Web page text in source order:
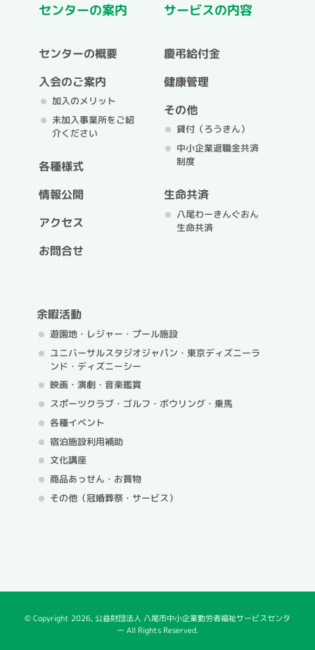
センターの案内
センターの概要
入会のご案内
加入のメリット
未加入事業所をご紹
介ください
各種様式
情報公開
アクセス
お問合せ
サービスの内容
慶弔給付金
健康管理
その他
貸付（ろうきん）
中小企業退職金共済
制度
生命共済
八尾わーきんぐおん
生命共済
余暇活動
遊園地・レジャー・プール施設
ユニバーサルスタジオジャパン・ 東京ディズニーラ
ンド・ディズニーシー
映画・演劇・音楽鑑賞
スポーツクラブ・ゴルフ・ ボウリング・乗馬
各種イベント
宿泊施設利用補助
文化講座
商品あっせん・お買物
その他（冠婚葬祭・サービス）
© Copyright 2026, 公益財団法人 八尾市中小企業勤労者福祉サービスセンタ
ー All Rights Reserved.